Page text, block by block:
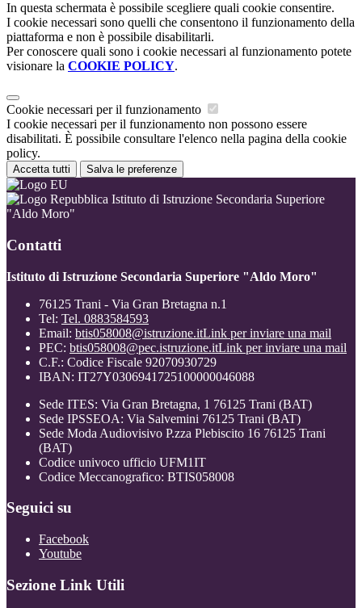
In questa schermata è possibile scegliere quali cookie consentire.
I cookie necessari sono quelli che consentono il funzionamento della
piattaforma e non è possibile disabilitarli.
Per conoscere quali sono i cookie necessari al funzionamento potete
visionare la COOKIE POLICY.
Cookie necessari per il funzionamento
I cookie necessari per il funzionamento non possono essere
disabilitati. È possibile consultare l'elenco nella pagina della cookie
policy.
Accetta tutti Salva le preferenze
Istituto di Istruzione Secondaria Superiore
"Aldo Moro"
Contatti
Istituto di Istruzione Secondaria Superiore "Aldo Moro"
76125 Trani - Via Gran Bretagna n.1
Tel: Tel. 0883584593
Email: btis058008@istruzione.itLink per inviare una mail
PEC: btis058008@pec.istruzione.itLink per inviare una mail
C.F.: Codice Fiscale 92070930729
IBAN: IT27Y0306941725100000046088
Sede ITES: Via Gran Bretagna, 1 76125 Trani (BAT)
Sede IPSSEOA: Via Salvemini 76125 Trani (BAT)
Sede Moda Audiovisivo P.zza Plebiscito 16 76125 Trani
(BAT)
Codice univoco ufficio UFM1IT
Codice Meccanografico: BTIS058008
Seguici su
Facebook
Youtube
Sezione Link Utili